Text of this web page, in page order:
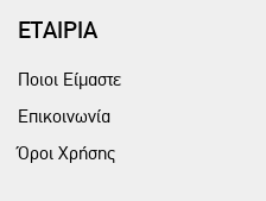
ΕΤΑΙΡΙΑ
Ποιοι Είμαστε
Επικοινωνία
Όροι Χρήσης